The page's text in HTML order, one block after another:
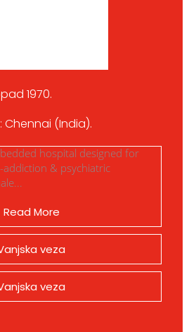
1970.
(India).
hospital designed for
& psychiatric
Read More
veza
veza